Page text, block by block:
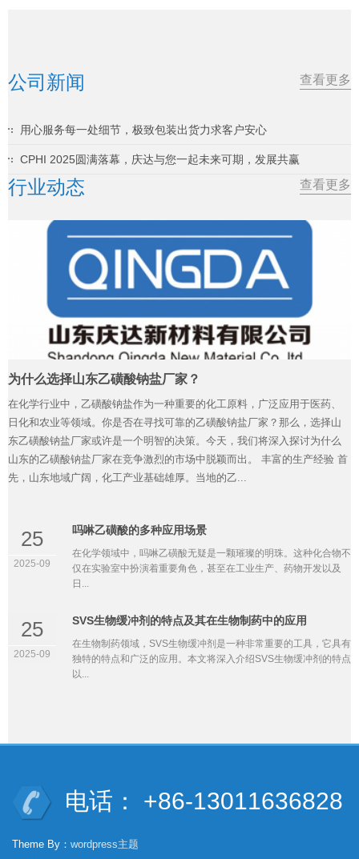
公司新闻 查看更多
用心服务每一处细节，极致包装出货力求客户安心
CPHI 2025圆满落幕，庆达与您一起未来可期，发展共赢
行业动态 查看更多
为什么选择山东乙磺酸钠盐厂家？
在化学行业中，乙磺酸钠盐作为一种重要的化工原料，广泛应用于医药、
日化和农业等领域。你是否在寻找可靠的乙磺酸钠盐厂家？那么，选择山
东乙磺酸钠盐厂家或许是一个明智的决策。今天，我们将深入探讨为什么
山东的乙磺酸钠盐厂家在竞争激烈的市场中脱颖而出。 丰富的生产经验 首
先，山东地域广阔，化工产业基础雄厚。当地的乙...
25
2025-09
吗啉乙磺酸的多种应用场景
在化学领域中，吗啉乙磺酸无疑是一颗璀璨的明珠。这种化合物不
仅在实验室中扮演着重要角色，甚至在工业生产、药物开发以及
日...
25
2025-09
SVS生物缓冲剂的特点及其在生物制药中的应用
在生物制药领域，SVS生物缓冲剂是一种非常重要的工具，它具有
独特的特点和广泛的应用。本文将深入介绍SVS生物缓冲剂的特点
以...
电话： +86-13011636828
Theme By： wordpress主题